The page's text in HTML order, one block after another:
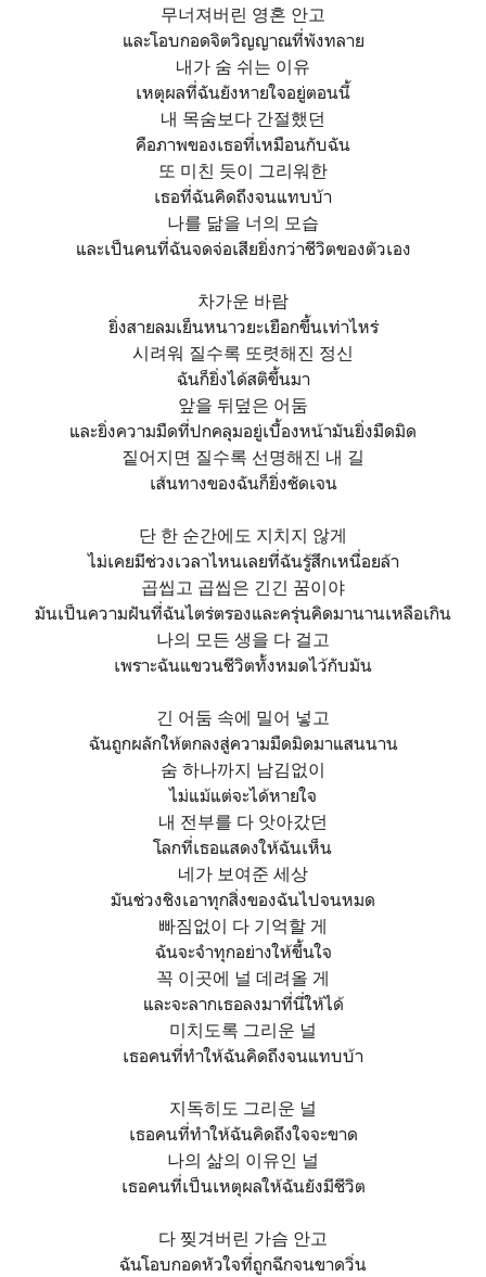
무너져버린 영혼 안고
และโอบกอดจิตวิญญาณที่พังทลาย
내가 숨 쉬는 이유
เหตุผลที่ฉันยังหายใจอยู่ตอนนี้
내 목숨보다 간절했던
คือภาพของเธอที่เหมือนกับฉัน
또 미친 듯이 그리워한
เธอที่ฉันคิดถึงจนแทบบ้า
나를 닮을 너의 모습
และเป็นคนที่ฉันจดจ่อเสียยิ่งกว่าชีวิตของตัวเอง
차가운 바람
ยิ่งสายลมเย็นหนาวยะเยือกขึ้นเท่าไหร่
시려워 질수록 또렷해진 정신
ฉันก็ยิ่งได้สติขึ้นมา
앞을 뒤덮은 어둠
และยิ่งความมืดที่ปกคลุมอยู่เบื้องหน้ามันยิ่งมืดมิด
짙어지면 질수록 선명해진 내 길
เส้นทางของฉันก็ยิ่งชัดเจน
단 한 순간에도 지치지 않게
ไม่เคยมีช่วงเวลาไหนเลยที่ฉันรู้สึกเหนื่อยล้า
곱씹고 곱씹은 긴긴 꿈이야
มันเป็นความฝันที่ฉันไตร่ตรองและครุ่นคิดมานานเหลือเกิน
나의 모든 생을 다 걸고
เพราะฉันแขวนชีวิตทั้งหมดไว้กับมัน
긴 어둠 속에 밀어 넣고
ฉันถูกผลักให้ตกลงสู่ความมืดมิดมาแสนนาน
숨 하나까지 남김없이
ไม่แม้แต่จะได้หายใจ
내 전부를 다 앗아갔던
โลกที่เธอแสดงให้ฉันเห็น
네가 보여준 세상
มันช่วงชิงเอาทุกสิ่งของฉันไปจนหมด
빠짐없이 다 기억할 게
ฉันจะจำทุกอย่างให้ขึ้นใจ
꼭 이곳에 널 데려올 게
และจะลากเธอลงมาที่นี่ให้ได้
미치도록 그리운 널
เธอคนที่ทำให้ฉันคิดถึงจนแทบบ้า
지독히도 그리운 널
เธอคนที่ทำให้ฉันคิดถึงใจจะขาด
나의 삶의 이유인 널
เธอคนที่เป็นเหตุผลให้ฉันยังมีชีวิต
다 찢겨버린 가슴 안고
ฉันโอบกอดหัวใจที่ถูกฉีกจนขาดวิ่น